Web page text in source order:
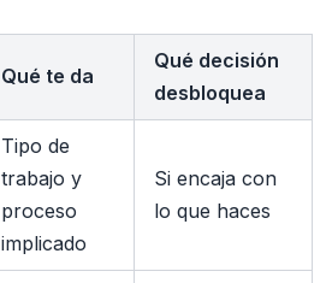
Qué te da
Qué decisión
desbloquea
Tipo de
trabajo y
proceso
implicado
Si encaja con
lo que haces